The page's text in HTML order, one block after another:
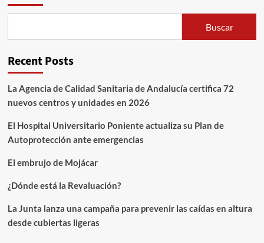
Buscar
Recent Posts
La Agencia de Calidad Sanitaria de Andalucía certifica 72
nuevos centros y unidades en 2026
El Hospital Universitario Poniente actualiza su Plan de
Autoprotección ante emergencias
El embrujo de Mojácar
¿Dónde está la Revaluación?
La Junta lanza una campaña para prevenir las caídas en altura
desde cubiertas ligeras